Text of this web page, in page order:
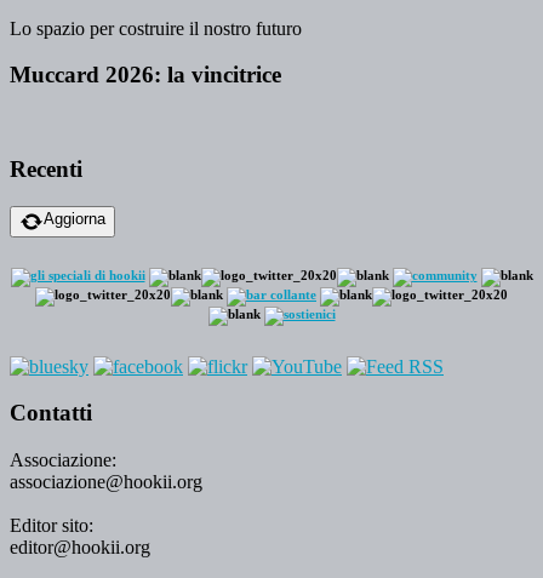
Lo spazio per costruire il nostro futuro
Muccard 2026: la vincitrice
Recenti
Aggiorna
Contatti
Associazione:
associazione@hookii.org
Editor sito:
editor@hookii.org